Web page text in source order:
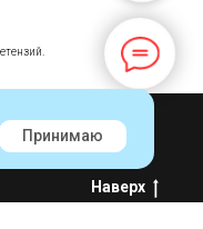
Принимаю
Наверх